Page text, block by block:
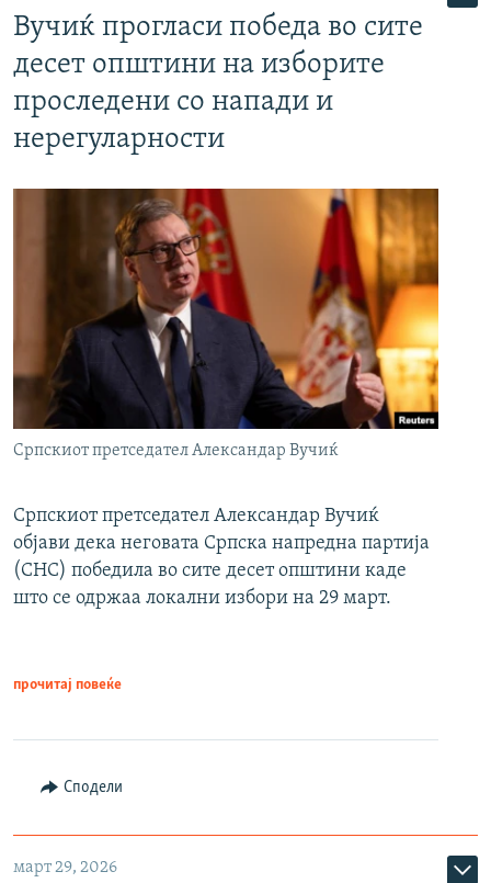
Вучиќ прогласи победа во сите
десет општини на изборите
проследени со напади и
нерегуларности
Српскиот претседател Александар Вучиќ
Српскиот претседател Александар Вучиќ
објави дека неговата Српска напредна партија
(СНС) победила во сите десет општини каде
што се одржаа локални избори на 29 март.
прочитај повеќе
Сподели
март 29, 2026